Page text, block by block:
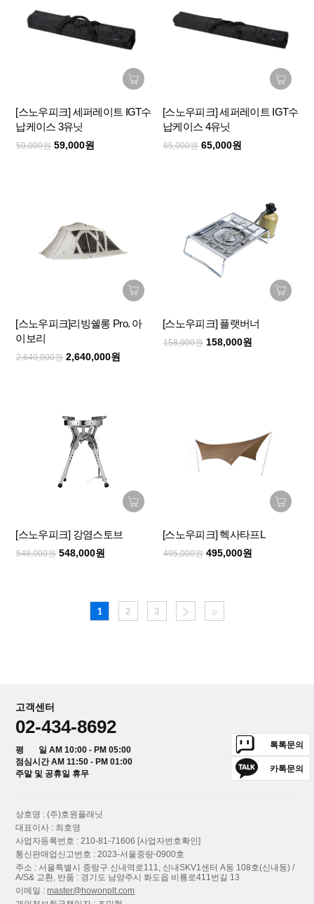
[스노우피크] 세퍼레이트 IGT수
납케이스 3유닛
59,000원 59,000원
[스노우피크] 세퍼레이트 IGT수
납케이스 4유닛
65,000원 65,000원
[스노우피크]리빙쉘롱 Pro. 아
이보리
2,640,000원 2,640,000원
[스노우피크] 플랫버너
158,000원 158,000원
[스노우피크] 강염스토브
548,000원 548,000원
[스노우피크] 헥사타프L
495,000원 495,000원
1 2 3
고객센터
02-434-8692
평 일 AM 10:00 - PM 05:00
점심시간 AM 11:50 - PM 01:00
주말 및 공휴일 휴무
톡톡문의
카톡문의
상호명 : (주)호원플래닛
대표이사 : 최호영
사업자등록번호 : 210-81-71606 [사업자번호확인]
통신판매업신고번호 : 2023-서울중랑-0900호
주소 : 서울특별시 중랑구 신내역로111, 신내SKV1센터 A동 108호(신내동) /
A/S& 교환, 반품 : 경기도 남양주시 화도읍 비룡로411번길 13
이메일 :master@howonplt.com